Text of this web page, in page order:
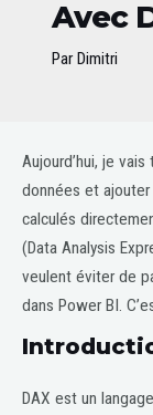
Avec
ParDimitri
Aujourd’hui, je
données et
calculés
(Data Analysis
veulent éviter de
dans Power BI.
DAX est un
navigation